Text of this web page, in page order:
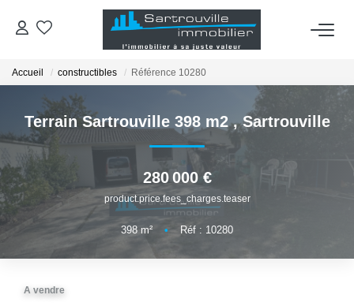
VENTES
OUTILS
ESTIMATION
AGENCE
Accueil constructibles Référence 10280
Terrain Sartrouville 398 m2,Sartrouville
280 000 €
product.price.fees_charges.teaser
398 m² • Réf : 10280
A vendre